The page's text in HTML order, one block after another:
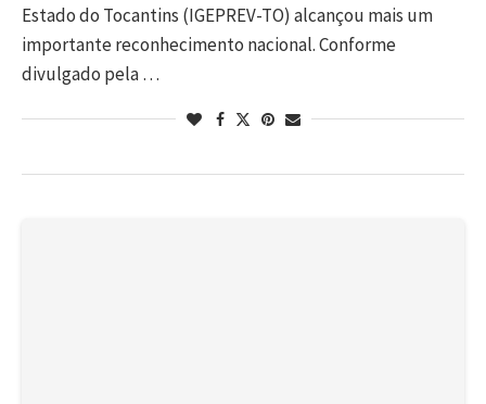
Estado do Tocantins (IGEPREV-TO) alcançou mais um
importante reconhecimento nacional. Conforme
divulgado pela …